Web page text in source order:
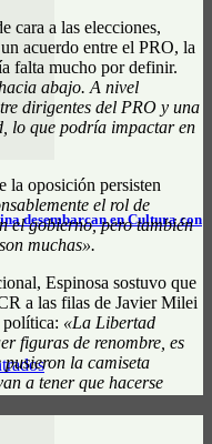
desembarcan en Cultura con
cara a las elecciones,
acuerdo entre el PRO, la
falta mucho por definir.
abajo. A nivel
dirigentes del PRO y una
lo que podría impactar en
la oposición persisten
el rol de
el gobierno, pero también
muchas».
Espinosa sostuvo que
a las filas de Javier Milei
política: «La Libertad
figuras de renombre, es
pusieron la camiseta
a tener que hacerse